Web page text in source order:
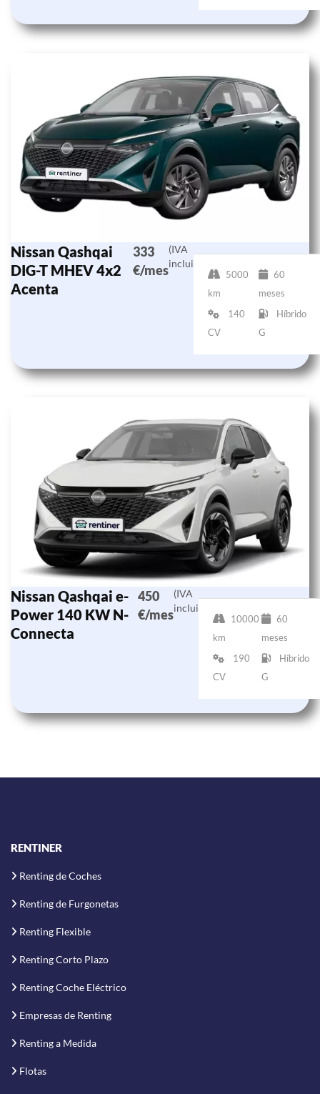
Nissan Qashqai
DIG-T MHEV 4x2
Acenta
333
€/mes
(IVA
incluido)
5000
km
60
meses
140
CV
Híbrido
G
Nissan Qashqai e-
Power 140 KW N-
Connecta
450
€/mes
(IVA
incluido)
10000
km
60
meses
190
CV
Híbrido
G
RENTINER
Renting de Coches
Renting de Furgonetas
Renting Flexible
Renting Corto Plazo
Renting Coche Eléctrico
Empresas de Renting
Renting a Medida
Flotas